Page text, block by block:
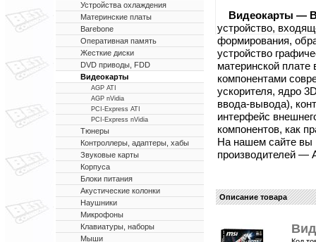
Устройства охлаждения
Материнские платы
Barebone
Оперативная память
Жесткие диски
DVD приводы, FDD
Видеокарты
AGP ATI
AGP nVidia
PCI-Express ATI
PCI-Express nVidia
Тюнеры
Контроллеры, адаптеры, хабы
Звуковые карты
Корпуса
Блоки питания
Акустические колонки
Наушники
Микрофоны
Клавиатуры, наборы
Мыши
Видеокарты —
устройство,
формирования,
устройство
материнской
компонентами
ускорителя, ядро
ввода-вывода),
интерфейс
компонентов, как
На нашем сайте
производителей —
Описание товара